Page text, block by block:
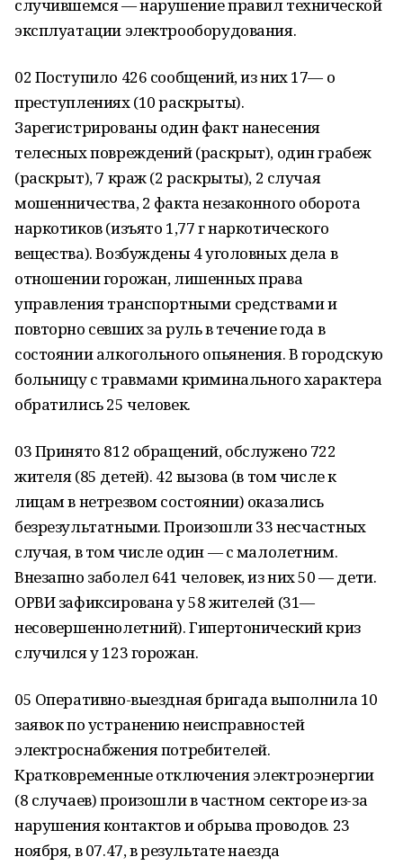
случившемся — нарушение правил технической
эксплуатации электрооборудования.
02 Поступило 426 сообщений, из них 17— о
преступлениях (10 раскрыты).
Зарегистрированы один факт нанесения
телесных повреждений (раскрыт), один грабеж
(раскрыт), 7 краж (2 раскрыты), 2 случая
мошенничества, 2 факта незаконного оборота
наркотиков (изъято 1,77 г наркотического
вещества). Возбуждены 4 уголовных дела в
отношении горожан, лишенных права
управления транспортными средствами и
повторно севших за руль в течение года в
состоянии алкогольного опьянения. В городскую
больницу с травмами криминального характера
обратились 25 человек.
03 Принято 812 обращений, обслужено 722
жителя (85 детей). 42 вызова (в том числе к
лицам в нетрезвом состоянии) оказались
безрезультатными. Произошли 33 несчастных
случая, в том числе один — с малолетним.
Внезапно заболел 641 человек, из них 50 — дети.
ОРВИ зафиксирована у 58 жителей (31—
несовершеннолетний). Гипертонический криз
случился у 123 горожан.
05 Оперативно-выездная бригада выполнила 10
заявок по устранению неисправностей
электроснабжения потребителей.
Кратковременные отключения электроэнергии
(8 случаев) произошли в частном секторе из-за
нарушения контактов и обрыва проводов. 23
ноября, в 07.47, в результате наезда